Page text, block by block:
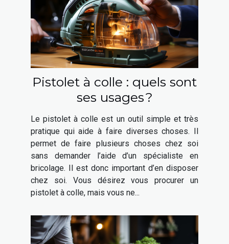
Pistolet à colle : quels sont
ses usages ?
Le pistolet à colle est un outil simple et très
pratique qui aide à faire diverses choses. Il
permet de faire plusieurs choses chez soi
sans demander l’aide d’un spécialiste en
bricolage. Il est donc important d’en disposer
chez soi. Vous désirez vous procurer un
pistolet à colle, mais vous ne...